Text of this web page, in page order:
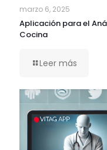
marzo 6, 2025
Aplicación para el
Cocina
Leer más